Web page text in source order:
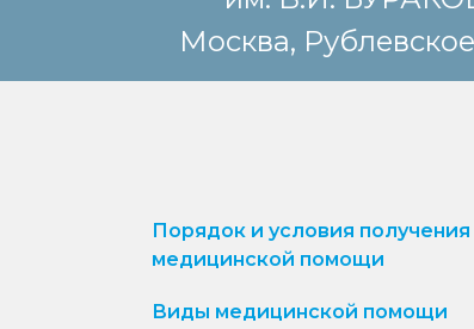
Москва,
Порядок и условия получения
медицинской помощи
Виды медицинской помощи